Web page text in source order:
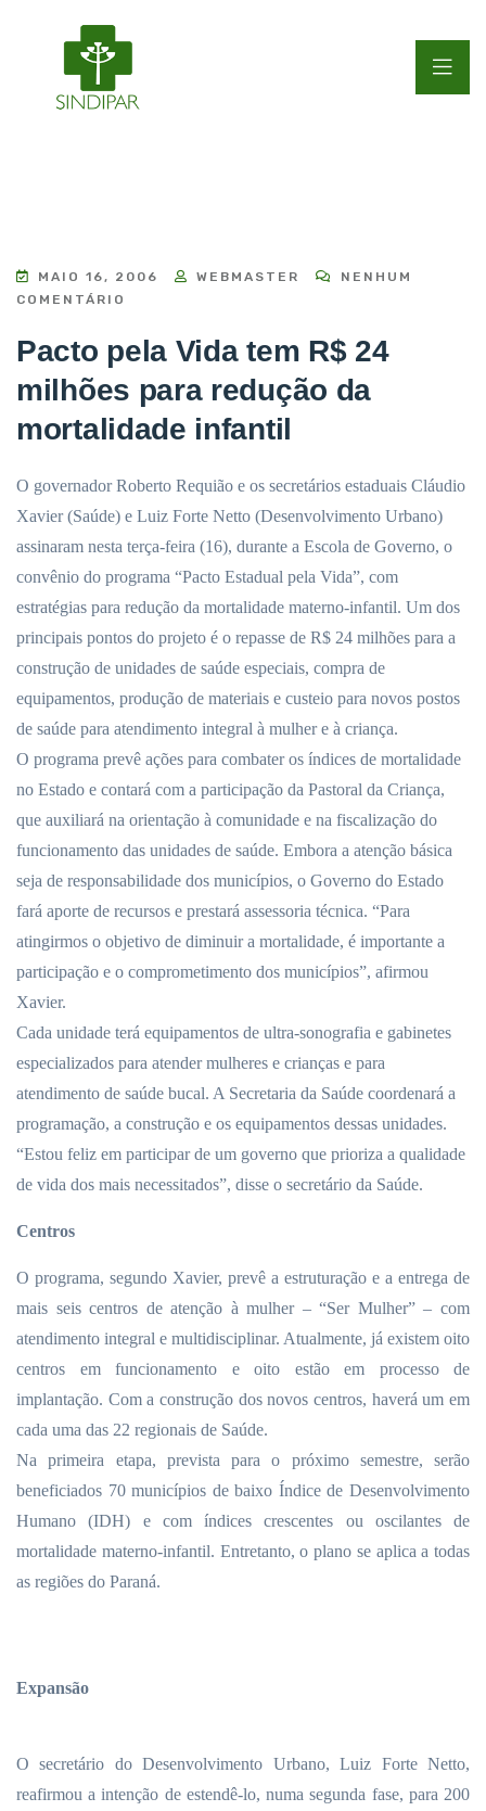
MAIO 16, 2006 WEBMASTER
NENHUM
COMENTÁRIO
Pacto pela Vida tem R$ 24
milhões para redução da
mortalidade infantil
O governador Roberto Requião e os secretários estaduais Cláudio
Xavier (Saúde) e Luiz Forte Netto (Desenvolvimento Urbano)
assinaram nesta terça-feira (16), durante a Escola de Governo, o
convênio do programa “Pacto Estadual pela Vida”, com
estratégias para redução da mortalidade materno-infantil. Um dos
principais pontos do projeto é o repasse de R$ 24 milhões para a
construção de unidades de saúde especiais, compra de
equipamentos, produção de materiais e custeio para novos postos
de saúde para atendimento integral à mulher e à criança.
O programa prevê ações para combater os índices de mortalidade
no Estado e contará com a participação da Pastoral da Criança,
que auxiliará na orientação à comunidade e na fiscalização do
funcionamento das unidades de saúde. Embora a atenção básica
seja de responsabilidade dos municípios, o Governo do Estado
fará aporte de recursos e prestará assessoria técnica. “Para
atingirmos o objetivo de diminuir a mortalidade, é importante a
participação e o comprometimento dos municípios”, afirmou
Xavier.
Cada unidade terá equipamentos de ultra-sonografia e gabinetes
especializados para atender mulheres e crianças e para
atendimento de saúde bucal. A Secretaria da Saúde coordenará a
programação, a construção e os equipamentos dessas unidades.
“Estou feliz em participar de um governo que prioriza a qualidade
de vida dos mais necessitados”, disse o secretário da Saúde.
Centros
O programa, segundo Xavier, prevê a estruturação e a entrega de
mais seis centros de atenção à mulher – “Ser Mulher” – com
atendimento integral e multidisciplinar. Atualmente, já existem oito
centros em funcionamento e oito estão em processo de
implantação. Com a construção dos novos centros, haverá um em
cada uma das 22 regionais de Saúde.
Na primeira etapa, prevista para o próximo semestre, serão
beneficiados 70 municípios de baixo Índice de Desenvolvimento
Humano (IDH) e com índices crescentes ou oscilantes de
mortalidade materno-infantil. Entretanto, o plano se aplica a todas
as regiões do Paraná.
Expansão
O secretário do Desenvolvimento Urbano, Luiz Forte Netto,
reafirmou a intenção de estendê-lo, numa segunda fase, para 200